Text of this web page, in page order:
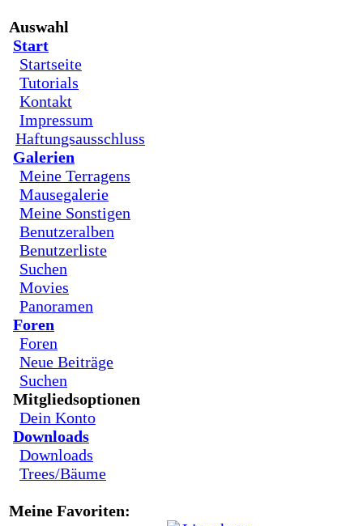
Auswahl
Start
Startseite
Tutorials
Kontakt
Impressum
Haftungsausschluss
Galerien
Meine Terragens
Mausegalerie
Meine Sonstigen
Benutzeralben
Benutzerliste
Suchen
Movies
Panoramen
Foren
Foren
Neue Beiträge
Suchen
Mitgliedsoptionen
Dein Konto
Downloads
Downloads
Trees/Bäume
Meine Favoriten: